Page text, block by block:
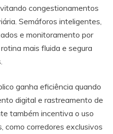
congestionamentos
Semáforos inteligentes,
e monitoramento por
mais fluida e segura
ganha eficiência quando
digital e rastreamento de
também incentiva o uso
como corredores exclusivos